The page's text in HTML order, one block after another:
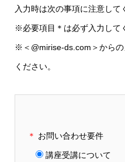
入力時は次の事項に注意して
※必要項目＊は必ず入力して
※＜@mirise-ds.com＞から
ください。
＊ お問い合わせ要件
講座受講について